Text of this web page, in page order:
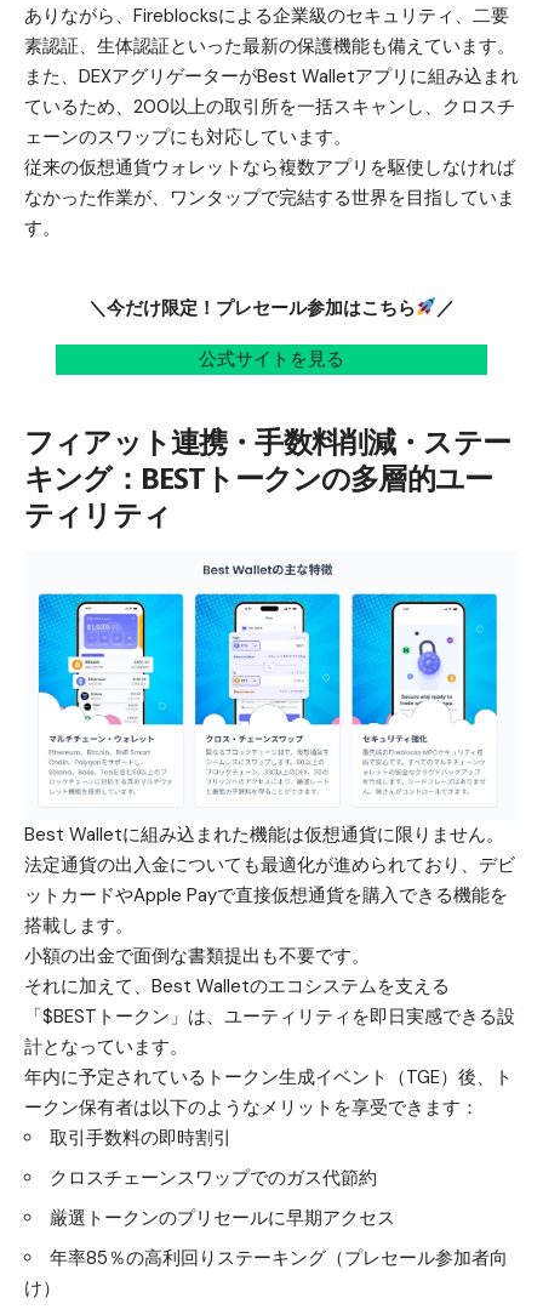
ありながら、Fireblocksによる企業級のセキュリティ、二要
素認証、生体認証といった最新の保護機能も備えています。
また、DEXアグリゲーターがBest Walletアプリに組み込まれ
ているため、200以上の取引所を一括スキャンし、クロスチ
ェーンのスワップにも対応しています。
従来の仮想通貨ウォレットなら複数アプリを駆使しなければ
なかった作業が、ワンタップで完結する世界を目指していま
す。
＼今だけ限定！プレセール参加はこちら ／
公式サイトを見る
フィアット連携・手数料削減・ステー
キング：BESTトークンの多層的ユー
ティリティ
Best Walletに組み込まれた機能は仮想通貨に限りません。
法定通貨の出入金についても最適化が進められており、デビ
ットカードやApple Payで直接仮想通貨を購入できる機能を
搭載します。
小額の出金で面倒な書類提出も不要です。
それに加えて、Best Walletのエコシステムを支える
「$BESTトークン」は、ユーティリティを即日実感できる設
計となっています。
年内に予定されているトークン生成イベント（TGE）後、ト
ークン保有者は以下のようなメリットを享受できます：
取引手数料の即時割引
クロスチェーンスワップでのガス代節約
厳選トークンのプリセールに早期アクセス
年率85％の高利回りステーキング（プレセール参加者向
け）